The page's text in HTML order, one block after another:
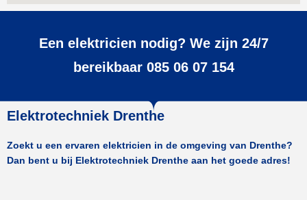
Een elektricien nodig? We zijn 24/7
bereikbaar 085 06 07 154
Elektrotechniek Drenthe
Zoekt u een ervaren elektricien in de omgeving van Drenthe?
Dan bent u bij Elektrotechniek Drenthe aan het goede adres!